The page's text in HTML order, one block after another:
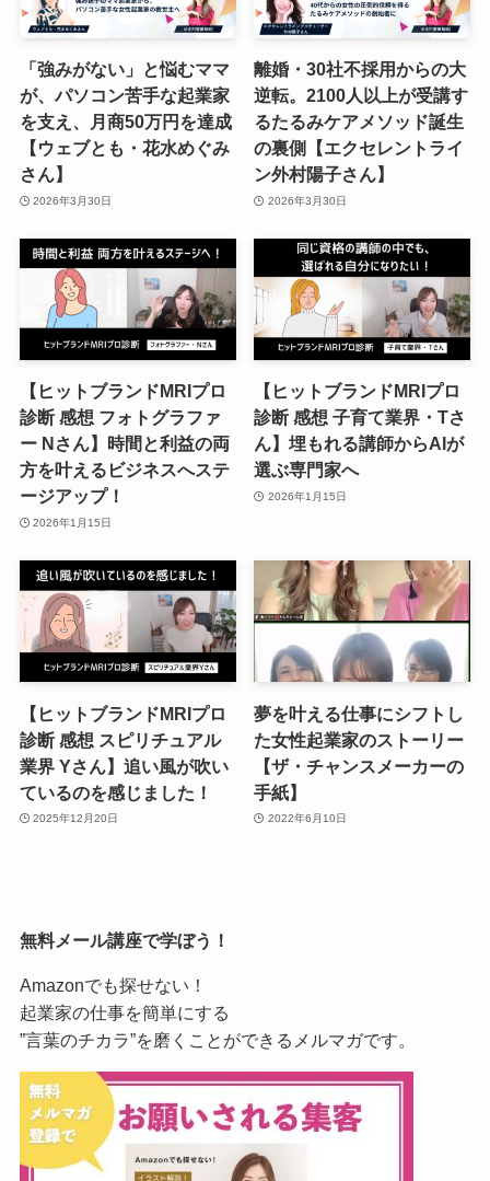
「強みがない」と悩むママ
が、パソコン苦手な起業家
を支え、月商50万円を達成
【ウェブとも・花水めぐみ
さん】
2026年3月30日
離婚・30社不採用からの大
逆転。2100人以上が受講す
るたるみケアメソッド誕生
の裏側【エクセレントライ
ン外村陽子さん】
2026年3月30日
【ヒットブランドMRIプロ
診断 感想 フォトグラファ
ー Nさん】時間と利益の両
方を叶えるビジネスへステ
ージアップ！
2026年1月15日
【ヒットブランドMRIプロ
診断 感想 子育て業界・Tさ
ん】埋もれる講師からAIが
選ぶ専門家へ
2026年1月15日
【ヒットブランドMRIプロ
診断 感想 スピリチュアル
業界 Yさん】追い風が吹い
ているのを感じました！
2025年12月20日
夢を叶える仕事にシフトし
た女性起業家のストーリー
【ザ・チャンスメーカーの
手紙】
2022年6月10日
無料メール講座で学ぼう！
Amazonでも探せない！
起業家の仕事を簡単にする
”言葉のチカラ”を磨くことができるメルマガです。